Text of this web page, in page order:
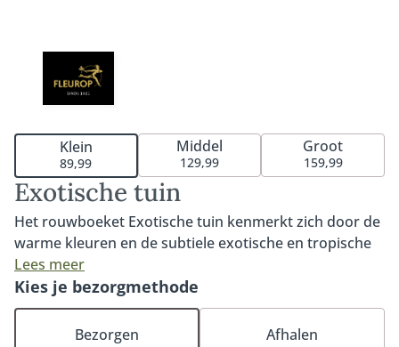
Exotische tuin
Het rouwboeket Exotische tuin kenmerkt zich door de
warme kleuren en de subtiele exotische en tropische
touch. Een prachtig rouwboeket voor een mooi en
persoonlijk afscheid. Het rouwboeket is gemaakt van
bloemen die in de laatste warme dagen tot de eerste
koude dagen veelvuldig voorkomen. Denk hierbij aan
Lees meer
Klein
89,99
Middel
129,99
Groot
159,99
Kies je bezorgmethode
Bezorgen Afhalen